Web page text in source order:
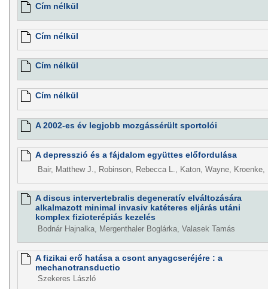
Cím nélkül
Cím nélkül
Cím nélkül
Cím nélkül
A 2002-es év legjobb mozgássérült sportolói
A depresszió és a fájdalom együttes előfordulása
Bair, Matthew J., Robinson, Rebecca L., Katon, Wayne, Kroenke,
A discus intervertebralis degeneratív elváltozására
alkalmazott minimal invasiv katéteres eljárás utáni
komplex fizioterépiás kezelés
Bodnár Hajnalka, Mergenthaler Boglárka, Valasek Tamás
A fizikai erő hatása a csont anyagcseréjére : a
mechanotransductio
Szekeres László